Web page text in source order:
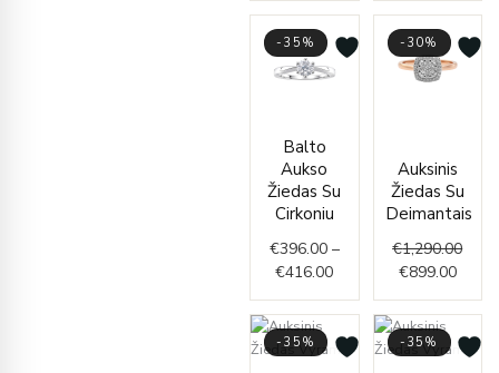
-35%
Balto
Aukso
Žiedas Su
Cirkoniu
€396.00 –
€416.00
through
-30%
Auksinis
Žiedas Su
Deimantais
€1,290.00
€899.00
is:
-35% -35%